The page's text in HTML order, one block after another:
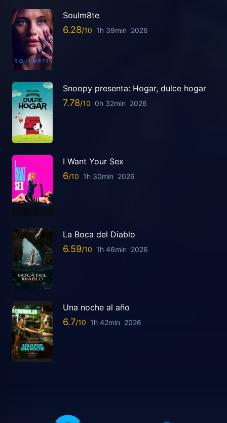
Soulm8te
6.28 1h 39min 2026
Snoopy presenta: Hogar, dulce hogar
7.78 0h 32min 2026
I Want Your Sex
6 1h 30min 2026
La Boca del Diablo
6.59 1h 46min 2026
Una noche al año
6.7 1h 42min 2026